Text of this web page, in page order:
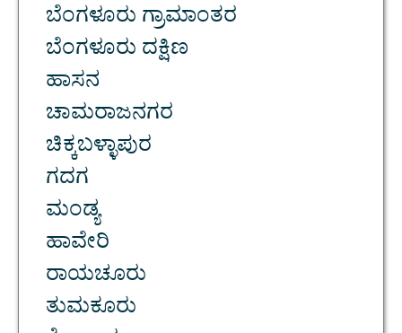
ಬೆಂಗಳೂರು ಗ್ರಾಮಾಂತರ
ಬೆಂಗಳೂರು ದಕ್ಷಿಣ
ಹಾಸನ
ಚಾಮರಾಜನಗರ
ಚಿಕ್ಕಬಳ್ಳಾಪುರ
ಗದಗ
ಮಂಡ್ಯ
ಹಾವೇರಿ
ರಾಯಚೂರು
ತುಮಕೂರು